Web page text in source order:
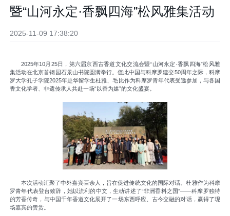
暨“山河永定·香飘四海”松风雅集活动
2025-11-09 17:38:20
2025年10月25日，第六届京西古香道文化交流会暨“山河永定·香飘四海”松风雅
集活动在北京首钢园石景山书院圆满举行。值此中国与科摩罗建交50周年之际，科摩
罗大学孔子学院2025年赴华留学生杜雅、毛比作为科摩罗青年代表受邀参加，与各国
香文化学者、非遗传承人共赴一场“以香为媒”的文化盛宴。
本次活动汇聚了中外嘉宾百余人，旨在促进传统文化的国际对话。杜雅作为科摩
罗青年代表登台致辞，她以流利的中文，生动讲述了“非洲香料之国”——科摩罗独特
的芳香传奇，与中国千年香道文化展开了一场东西呼应、古今交融的对话，赢得了现
场嘉宾的赞赏。